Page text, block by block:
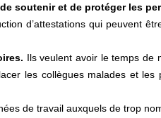
soutenir et de protéger les
d’attestations qui peuvent
Ils veulent avoir le temps de
les collègues malades et
de travail auxquels de trop